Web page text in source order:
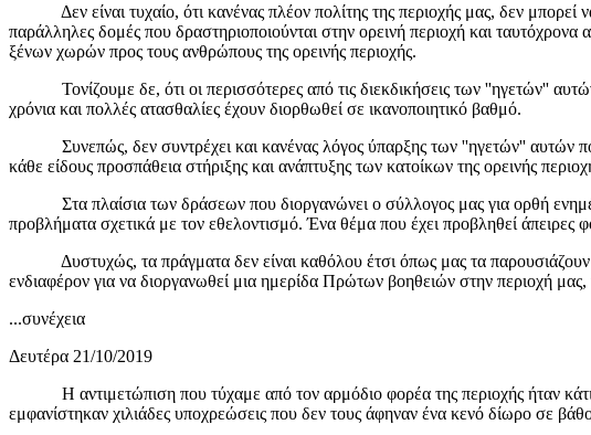
Δεν είναι τυχαίο, ότι κανένας πλέον πολίτης της περιοχής μας, δεν μπορεί
παράλληλες δομές που δραστηριοποιούνται στην ορεινή περιοχή και
ξένων χωρών προς τους ανθρώπους της ορεινής περιοχής.
Τονίζουμε δε, ότι οι περισσότερες από τις διεκδικήσεις των ''ηγετών''
χρόνια και πολλές ατασθαλίες έχουν διορθωθεί σε ικανοποιητικό βαθμό.
Συνεπώς, δεν συντρέχει και κανένας λόγος ύπαρξης των ''ηγετών'' αυτών που
κάθε είδους προσπάθεια στήριξης και ανάπτυξης των κατοίκων της ορεινής
Στα πλαίσια των δράσεων που διοργανώνει ο σύλλογος μας για ορθή
προβλήματα σχετικά με τον εθελοντισμό. Ένα θέμα που έχει προβληθεί
Δυστυχώς, τα πράγματα δεν είναι καθόλου έτσι όπως μας τα παρουσιάζουν
ενδιαφέρον για να διοργανωθεί μια ημερίδα Πρώτων βοηθειών στην περιοχή μας,
...συνέχεια
Δευτέρα 21/10/2019
Η αντιμετώπιση που τύχαμε από τον αρμόδιο φορέα της περιοχής ήταν κάτι
εμφανίστηκαν χιλιάδες υποχρεώσεις που δεν τους άφηναν ένα κενό δίωρο σε